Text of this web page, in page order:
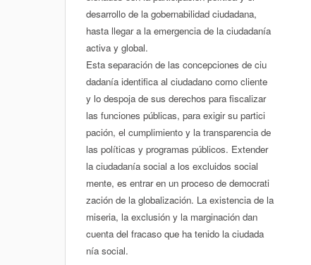
desarrollo de la gobernabilidad ciudadana,
hasta llegar a la emergencia de la ciudadanía
activa y global.
Esta separación de las concepciones de ciu­
dadanía identifica al ciudadano como cliente
y lo despoja de sus derechos para fiscalizar
las funciones públicas, para exigir su partici­
pación, el cumplimiento y la transparencia de
las políticas y programas públicos. Extender
la ciudadanía social a los excluidos social­
mente, es entrar en un proceso de democrati­
zación de la globalización. La existencia de la
miseria, la exclusión y la marginación dan
cuenta del fracaso que ha tenido la ciudada­
nía social.